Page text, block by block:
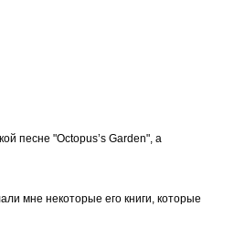
песне "Octopus’s Garden", а
мне некоторые его книги, которые